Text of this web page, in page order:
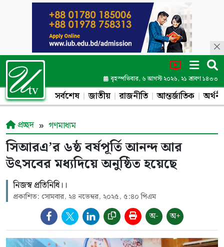
বৃহস্পতিবার, ৬ আগস্ট ২০২৬, ২১ শ্রাবণ ১৪৩৩
সর্বশেষ জাতীয় রাজনীতি আন্তর্জাতিক
প্রচ্ছদ গণমাধ্যম
সিআরএ’র ৬ষ্ঠ বর্ষপূর্তি আনন্দ আর
উৎসবের মধ্যদিয়ে অনুষ্ঠিত হয়েছে
নিজস্ব প্রতিনিধি।।
প্রকাশিত: সোমবার, ২৪ নভেম্বর, ২০২৫, ৫:৪০ পিএম
অ- অ+